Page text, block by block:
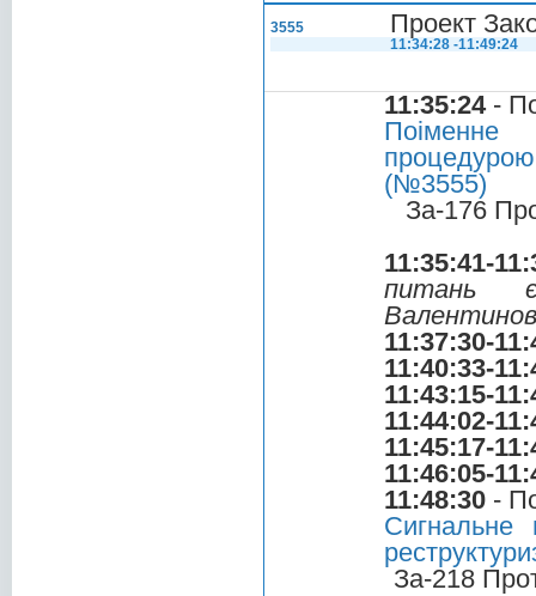
3555 Проект
11:34:28 -11:49:24
11:35:24-
Поіменне
(№3555)
За-176
11:35:41-
питань
11:37:30-
11:40:33-
11:43:15-
11:44:02-
11:45:17-
11:46:05-
11:48:30 -
Сигнальне
За-218